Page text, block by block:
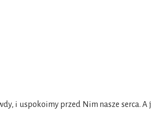
i uspokoimy przed Nim nasze serca. A